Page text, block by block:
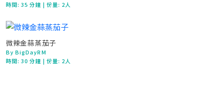
時間:35 分鐘 | 份量: 2人
微辣金蒜蒸茄子
By BigDayRM
時間:30 分鐘 | 份量: 2人